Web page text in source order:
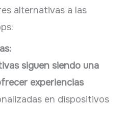
alternativas a las
siguen siendo una
experiencias
en dispositivos